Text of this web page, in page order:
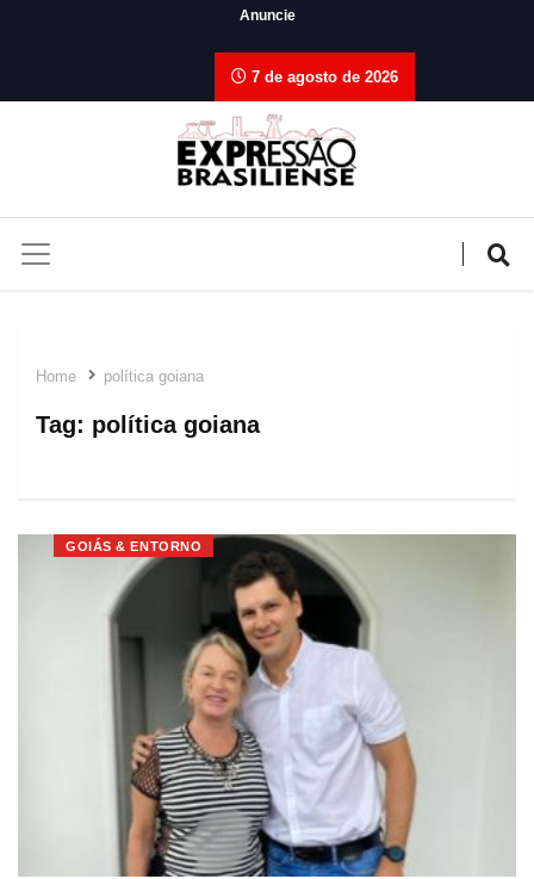
Anuncie
7 de agosto de 2026
Home política goiana
Tag: política goiana
GOIÁS & ENTORNO